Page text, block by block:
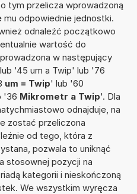
tym przelicza wprowadzoną
odpowiednie jednostki.
odnaleźć początkowo
wartość do
w następujący
'45 um a Twip' lub '76
um = Twip' lub '60
'36 Mikrometr a Twip'. Dla
odnajduje, na
zostać przeliczona
od tego, która z
pozwala to uniknąć
stosownej pozycji na
kategorii i nieskończoną
We wszystkim wyręcza